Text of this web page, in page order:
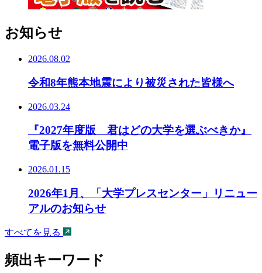
お知らせ
2026.08.02
令和8年熊本地震により被災された皆様へ
2026.03.24
『2027年度版 君はどの大学を選ぶべきか』
電子版を無料公開中
2026.01.15
2026年1月、「大学プレスセンター」リニュー
アルのお知らせ
すべてを見る
頻出キーワード